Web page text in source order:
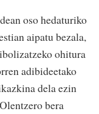
oso hedaturiko
aipatu bezala,
ohitura
adibideetako
dela ezin
bera